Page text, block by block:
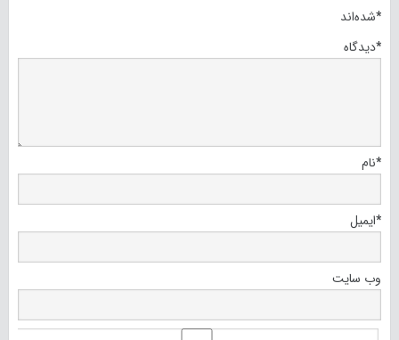
شده‌اند*
دیدگاه*
نام*
ایمیل*
وب‌ سایت